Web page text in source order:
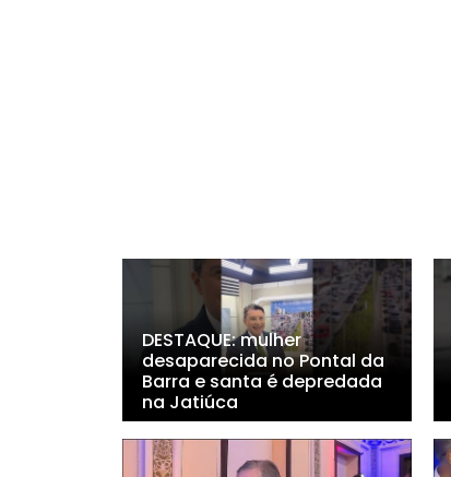
DESTAQUE: mulher
desaparecida no Pontal da
Barra e santa é depredada
na Jatiúca